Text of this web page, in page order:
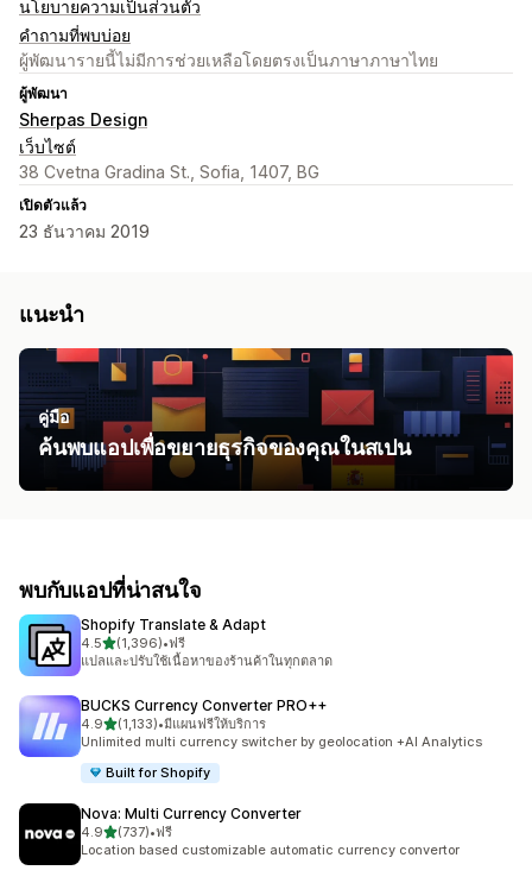
นโยบายความเป็นส่วนตัว
คำถามที่พบบ่อย
ผู้พัฒนารายนี้ไม่มีการช่วยเหลือโดยตรงเป็นภาษาภาษาไทย
ผู้พัฒนา
Sherpas Design
เว็บไซต์
38 Cvetna Gradina St., Sofia, 1407, BG
เปิดตัวแล้ว
23 ธันวาคม 2019
แนะนำ
คู่มือ
ค้นพบแอปเพื่อขยายธุรกิจของคุณในสเปน
พบกับแอปที่น่าสนใจ
Shopify Translate & Adapt
4.5เต็ม 5 ดาว
(1,396)
ทั้งหมด 1396 รีวิว
•ฟรี
แปลและปรับใช้เนื้อหาของร้านค้าในทุกตลาด
BUCKS Currency Converter PRO++
4.9เต็ม 5 ดาว
(1,133)
ทั้งหมด 1133 รีวิว
•มีแผนฟรีให้บริการ
Unlimited multi currency switcher by geolocation +AI Analytics
Built for Shopify
Nova: Multi Currency Converter
4.9เต็ม 5 ดาว
(737)
ทั้งหมด 737 รีวิว
•ฟรี
Location based customizable automatic currency convertor